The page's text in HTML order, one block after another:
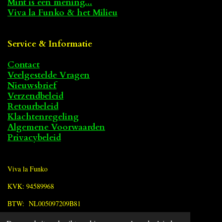
Viva la Funko & het Milieu
Service & Informatie
Contact
Veelgestelde Vragen
Nieuwsbrief
Verzendbeleid
Retourbeleid
Klachtenregeling
Algemene Voorwaarden
Privacybeleid
Viva la Funko
KVK: 94589968
BTW: NL005097209B81